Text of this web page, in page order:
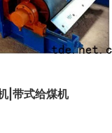
| 带式给煤机